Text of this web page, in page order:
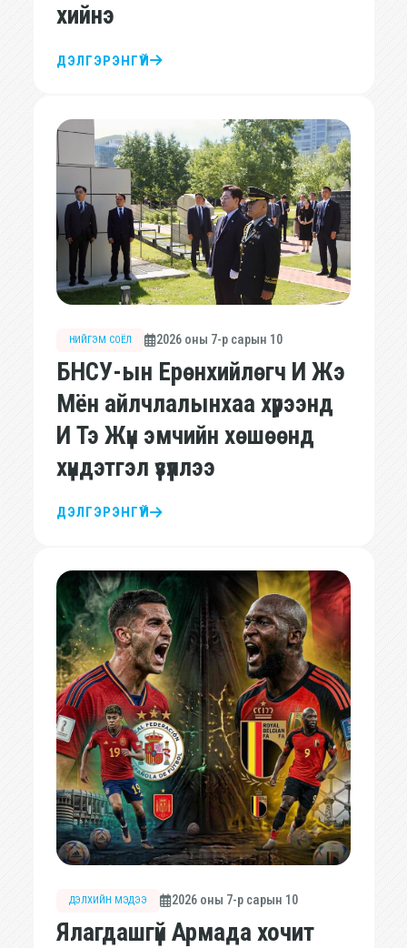
хийнэ
ДЭЛГЭРЭНГҮЙ
НИЙГЭМ СОЁЛ 2026 оны 7-р сарын 10
БНСУ-ын Ерөнхийлөгч И Жэ
Мён айлчлалынхаа хүрээнд
И Тэ Жүн эмчийн хөшөөнд
хүндэтгэл үзүүллээ
ДЭЛГЭРЭНГҮЙ
ДЭЛХИЙН МЭДЭЭ 2026 оны 7-р сарын 10
Ялагдашгүй Армада хочит